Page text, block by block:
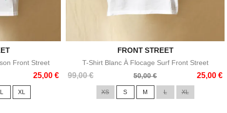
Front Street
25,00 €
L XL
Aperçu rapide
FRONT STREET
T-Shirt Blanc À Flocage Surf Front Street
99,00 €
Prix
50,00 € 25,00 €
Prix
XS S M L XL